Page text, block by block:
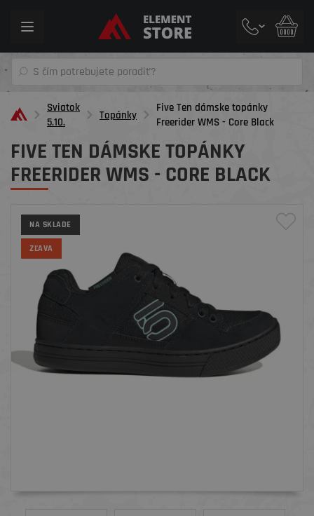
Toggle
Sviatok
5.10.
Topánky
Five Ten dámske topánky
Freerider WMS - Core Black
FIVE TEN DÁMSKE TOPÁNKY
FREERIDER WMS - CORE BLACK
NA SKLADE
ZĽAVA